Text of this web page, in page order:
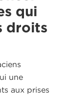
qui
droits
une
aux prises